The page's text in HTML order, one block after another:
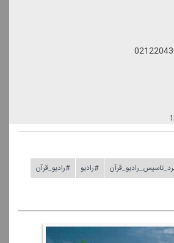
#رادیو #رادیو_قرآن